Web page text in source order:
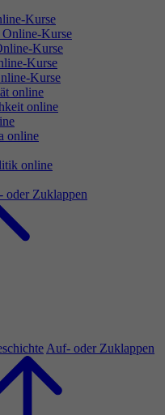
Kurse
Online-Kurse
Kurse
Kurse
Kurse
online
online
online
online
oder Zuklappen
Auf- oder Zuklappen